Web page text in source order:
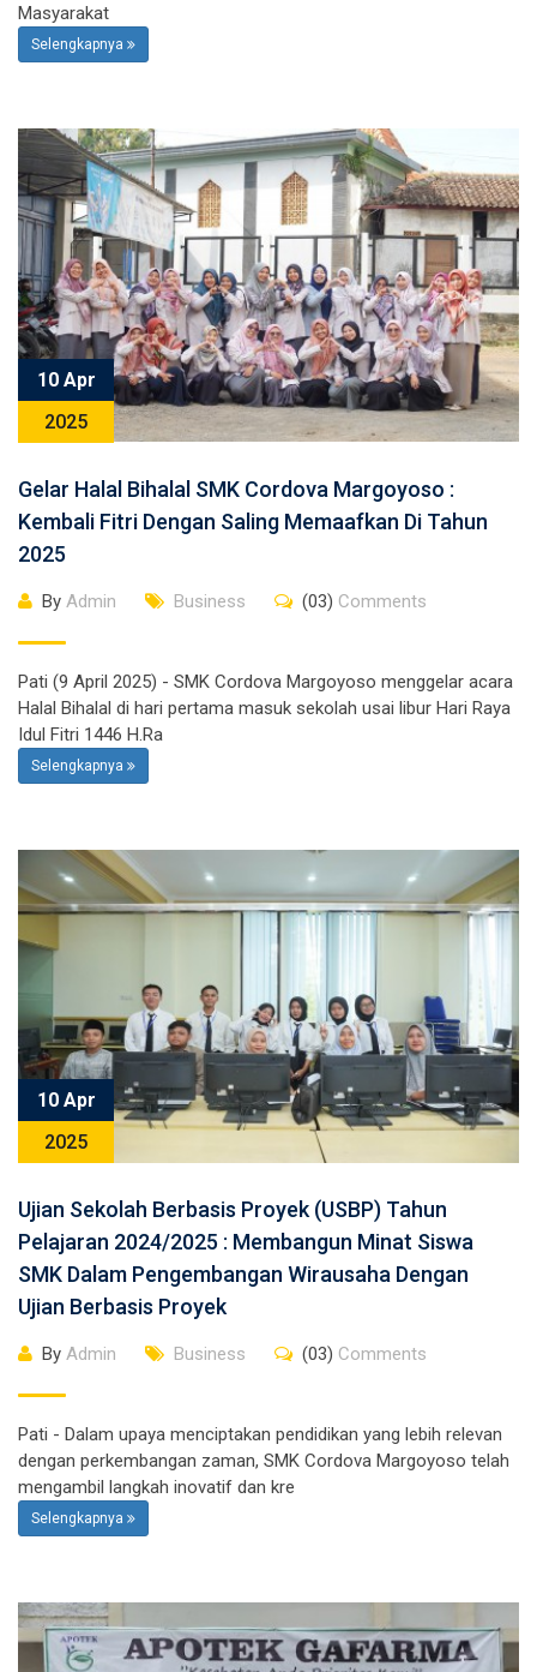
Masyarakat
Selengkapnya
10 Apr
2025
Gelar Halal Bihalal SMK Cordova Margoyoso :
Kembali Fitri Dengan Saling Memaafkan Di Tahun
2025
By Admin Business (03) Comments
Pati (9 April 2025) - SMK Cordova Margoyoso menggelar acara
Halal Bihalal di hari pertama masuk sekolah usai libur Hari Raya
Idul Fitri 1446 H.Ra
Selengkapnya
10 Apr
2025
Ujian Sekolah Berbasis Proyek (USBP) Tahun
Pelajaran 2024/2025 : Membangun Minat Siswa
SMK Dalam Pengembangan Wirausaha Dengan
Ujian Berbasis Proyek
By Admin Business (03) Comments
Pati - Dalam upaya menciptakan pendidikan yang lebih relevan
dengan perkembangan zaman, SMK Cordova Margoyoso telah
mengambil langkah inovatif dan kre
Selengkapnya